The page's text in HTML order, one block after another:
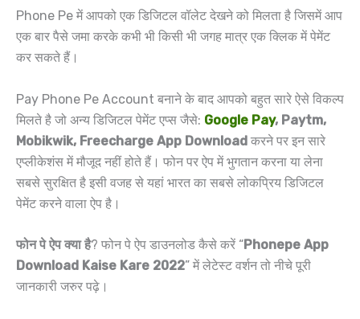
Phone Pe में आपको एक डिजिटल वॉलेट देखने को मिलता है जिसमें आप
एक बार पैसे जमा करके कभी भी किसी भी जगह मात्र एक क्लिक में पेमेंट
कर सकते हैं।
Pay Phone Pe Account बनाने के बाद आपको बहुत सारे ऐसे विकल्प
मिलते है जो अन्य डिजिटल पेमेंट एप्स जैसे: Google Pay, Paytm,
Mobikwik, Freecharge App Download करने पर इन सारे
एप्लीकेशंस में मौजूद नहीं होते हैं। फोन पर ऐप में भुगतान करना या लेना
सबसे सुरक्षित है इसी वजह से यहां भारत का सबसे लोकप्रिय डिजिटल
पेमेंट करने वाला ऐप है।
फोन पे ऐप क्या है? फोन पे ऐप डाउनलोड कैसे करें “Phonepe App
Download Kaise Kare 2022” में लेटेस्ट वर्शन तो नीचे पूरी
जानकारी जरुर पढ़े।